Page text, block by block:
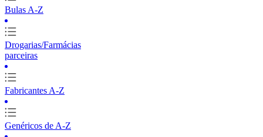
Bulas A-Z
Drogarias/Farmácias
parceiras
Fabricantes A-Z
Genéricos de A-Z